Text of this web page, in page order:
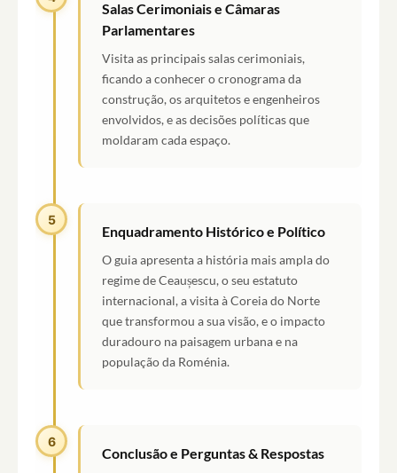
Salas Cerimoniais e Câmaras
Parlamentares
Visita as principais salas cerimoniais,
ficando a conhecer o cronograma da
construção, os arquitetos e engenheiros
envolvidos, e as decisões políticas que
moldaram cada espaço.
5
Enquadramento Histórico e Político
O guia apresenta a história mais ampla do
regime de Ceaușescu, o seu estatuto
internacional, a visita à Coreia do Norte
que transformou a sua visão, e o impacto
duradouro na paisagem urbana e na
população da Roménia.
6
Conclusão e Perguntas & Respostas